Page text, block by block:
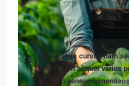
Donec eros cursus nam
vestibulum aliquet varius
aliquam aenean